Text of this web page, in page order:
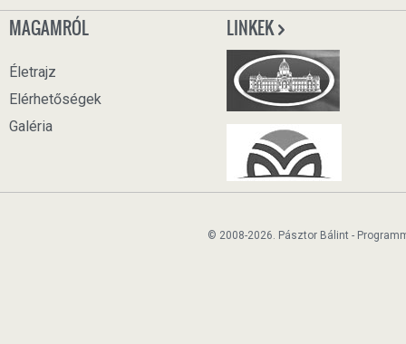
MAGAMRÓL
Életrajz
Elérhetőségek
Galéria
LINKEK
© 2008-2026. Pásztor Bálint -